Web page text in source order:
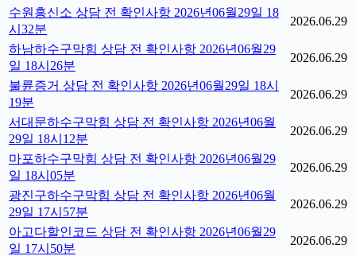
수원흥신소 상담 전 확인사항 2026년06월29일 18
시32분
2026.06.29
하남하수구막힘 상담 전 확인사항 2026년06월29
일 18시26분
2026.06.29
불륜증거 상담 전 확인사항 2026년06월29일 18시
19분
2026.06.29
서대문하수구막힘 상담 전 확인사항 2026년06월
29일 18시12분
2026.06.29
마포하수구막힘 상담 전 확인사항 2026년06월29
일 18시05분
2026.06.29
광진구하수구막힘 상담 전 확인사항 2026년06월
29일 17시57분
2026.06.29
아고다할인코드 상담 전 확인사항 2026년06월29
일 17시50분
2026.06.29